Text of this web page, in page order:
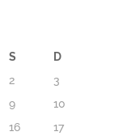
S
D
2
3
9
10
16
17